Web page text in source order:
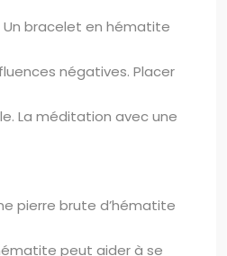
Un bracelet en hématite
négatives. Placer
La méditation avec une
pierre brute d’hématite
peut aider à se